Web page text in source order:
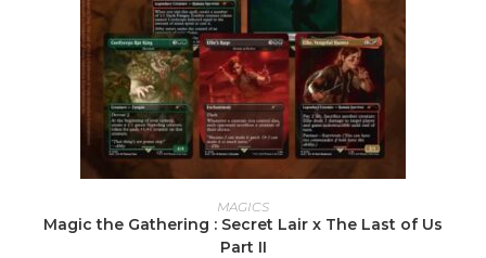
AJOUTER AU PANIER
MAGICS
Magic the Gathering : Secret Lair x The Last of Us
Part II